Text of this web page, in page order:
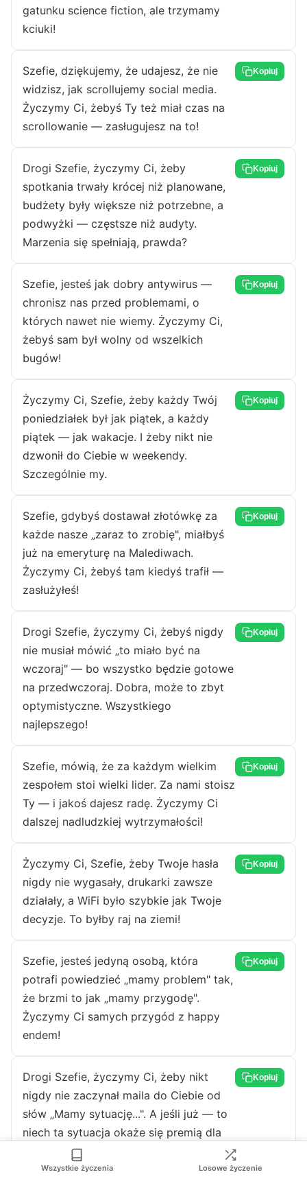
gatunku science fiction, ale trzymamy
kciuki!
Szefie, dziękujemy, że udajesz, że nie
widzisz, jak scrollujemy social media.
Życzymy Ci, żebyś Ty też miał czas na
scrollowanie — zasługujesz na to!
Kopiuj
Drogi Szefie, życzymy Ci, żeby
spotkania trwały krócej niż planowane,
budżety były większe niż potrzebne, a
podwyżki — częstsze niż audyty.
Marzenia się spełniają, prawda?
Kopiuj
Szefie, jesteś jak dobry antywirus —
chronisz nas przed problemami, o
których nawet nie wiemy. Życzymy Ci,
żebyś sam był wolny od wszelkich
bugów!
Kopiuj
Życzymy Ci, Szefie, żeby każdy Twój
poniedziałek był jak piątek, a każdy
piątek — jak wakacje. I żeby nikt nie
dzwonił do Ciebie w weekendy.
Szczególnie my.
Kopiuj
Szefie, gdybyś dostawał złotówkę za
każde nasze „zaraz to zrobię", miałbyś
już na emeryturę na Malediwach.
Życzymy Ci, żebyś tam kiedyś trafił —
zasłużyłeś!
Kopiuj
Drogi Szefie, życzymy Ci, żebyś nigdy
nie musiał mówić „to miało być na
wczoraj" — bo wszystko będzie gotowe
na przedwczoraj. Dobra, może to zbyt
optymistyczne. Wszystkiego
najlepszego!
Kopiuj
Szefie, mówią, że za każdym wielkim
zespołem stoi wielki lider. Za nami stoisz
Ty — i jakoś dajesz radę. Życzymy Ci
dalszej nadludzkiej wytrzymałości!
Kopiuj
Życzymy Ci, Szefie, żeby Twoje hasła
nigdy nie wygasały, drukarki zawsze
działały, a WiFi było szybkie jak Twoje
decyzje. To byłby raj na ziemi!
Kopiuj
Szefie, jesteś jedyną osobą, która
potrafi powiedzieć „mamy problem" tak,
że brzmi to jak „mamy przygodę".
Życzymy Ci samych przygód z happy
endem!
Kopiuj
Drogi Szefie, życzymy Ci, żeby nikt
nigdy nie zaczynał maila do Ciebie od
słów „Mamy sytuację...". A jeśli już — to
niech ta sytuacja okaże się premią dla
wszystkich!
Kopiuj
Wszystkie życzenia Losowe życzenie